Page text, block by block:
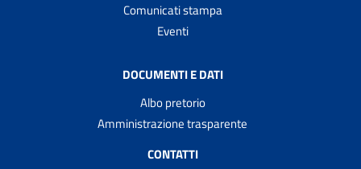
Comunicati stampa
Eventi
DOCUMENTI E DATI
Albo pretorio
Amministrazione trasparente
CONTATTI